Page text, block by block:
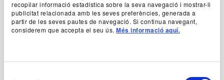
recopilar informació estadística sobre la seva navegació i mostrar-li
publicitat relacionada amb les seves preferències, generada a
partir de les seves pautes de navegació. Si continua navegant,
considerem que accepta el seu ús. Més informació aquí.
MI LIBRO DE LA ALMOHADA (UNIVERSO)
LA BELLEZA NO ESTÁ HECHA PARA QUIEN